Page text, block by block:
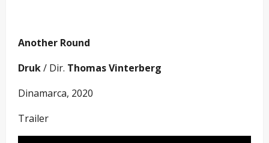
Another Round
Druk/ Dir. Thomas Vinterberg
Dinamarca, 2020
Trailer